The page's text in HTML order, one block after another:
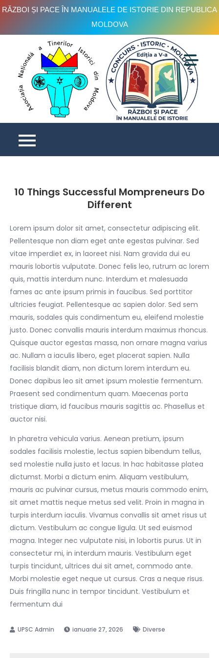
RĂZBOI ȘI PACE ÎN MANUALELE DE ISTORIE DIN REPUBLICA
MOLDOVA
content
10 Things Successful Mompreneurs Do
Different
Lorem ipsum dolor sit amet, consectetur adipiscing elit.
Pellentesque non diam eget ante egestas pulvinar. Sed
vitae imperdiet ex, in laoreet nisi. Nam gravida dui eu
mauris lobortis vulputate. Donec felis leo, rutrum ac lorem
quis, mattis interdum nunc. Interdum et malesuada
fames ac ante ipsum primis in faucibus. Sed porttitor
ultricies feugiat. Pellentesque ac sapien dolor. Sed sem
mauris, sodales quis condimentum eu, eleifend molestie
justo. Donec convallis mauris interdum maximus rhoncus.
Quisque auctor egestas massa, non ornare magna varius
ac. Nullam a iaculis libero, eget placerat sapien. Nulla
facilisis blandit diam, non dictum lorem interdum eu.
Donec dapibus leo sit amet ipsum molestie fermentum.
Praesent sed condimentum quam. Maecenas porta
tristique diam, id faucibus mauris sagittis ac. Phasellus et
auctor nisi.
In pharetra vehicula varius. Aenean pretium, ipsum
sodales facilisis molestie, lectus sapien bibendum tellus,
sed molestie nulla justo et lacus. In hac habitasse platea
dictumst. Morbi a dictum enim. Aliquam vestibulum,
mauris ac pulvinar cursus, metus mauris commodo enim,
sit amet mattis neque metus sed velit. Proin in magna in
turpis interdum iaculis. Vivamus convallis sit amet risus ut
dictum. Vestibulum ac congue ligula. Ut sed euismod
magna. Integer nec vulputate nisi, in lobortis purus. Ut in
consectetur mi, in interdum mauris. Vestibulum eget
turpis tincidunt, ultrices dui sit amet, commodo ante.
Morbi molestie eget neque ut cursus. Cras a neque risus.
Duis fringilla nunc in tempor tincidunt. Vestibulum et
fermentum dui
ianuarie 27, 2026 Diverse